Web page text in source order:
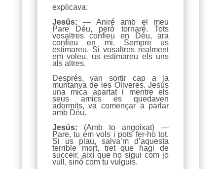
explicava:
Jesús: — Aniré amb el meu
Pare Déu, però tornaré. Tots
vosaltres confieu en Déu, ara
confieu en mi. Sempre us
estimareu. Si vosaltres realment
em voleu, us estimareu els uns
als altres.
Després, van sortir cap a la
muntanya de les Oliveres. Jesús
una mica apartat i mentre els
seus amics es quedaven
adormits, va començar a parlar
amb Déu.
Jesús: (Amb to angoixat) —
Pare, tu em vols i pots fer-ho tot.
Si us plau, salva’m d’aquesta
terrible mort, tret que hagi de
succeir, així que no sigui com jo
vull, sinó com tu vulguis.